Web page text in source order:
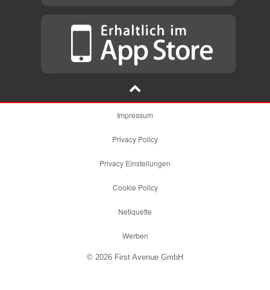
Impressum
Privacy Policy
Privacy Einstellungen
Cookie Policy
Netiquette
Werben
© 2026 First Avenue GmbH